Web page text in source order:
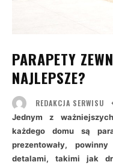
PARAPETY
NAJLEPSZE?
REDAKCJA SERWISU
Jednym z
każdego domu są
prezentowały,
detalami, takimi jak